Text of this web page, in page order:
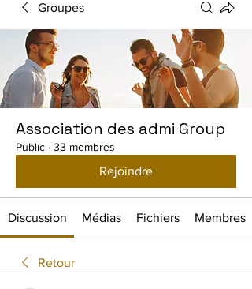
Groupes
Association des admi Group
Public · 33 membres
Rejoindre
Discussion Médias Fichiers Membres
Retour